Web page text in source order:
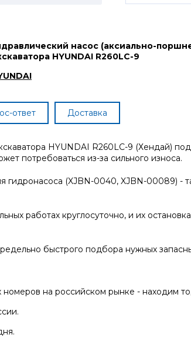
насос (аксиально-
HYUNDAI R260LC-9
ответ Доставка
HYUNDAI R260LC-9 (Хендай)
потребоваться из-за сильного износа.
гидронасоса (XJBN-0040, XJBN-00089) -
работах круглосуточно, и их
быстрого подбора нужных
на российском рынке - находим